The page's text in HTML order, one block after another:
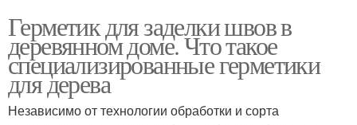
Герметик для заделки швов в
деревянном доме. Что такое
специализированные герметики
для дерева
Независимо от технологии обработки и сорта